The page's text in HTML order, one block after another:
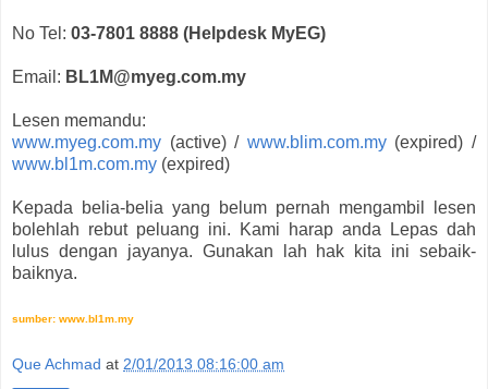
No Tel: 03-7801 8888 (Helpdesk MyEG)
Email: BL1M@myeg.com.my
Lesen memandu:
www.myeg.com.my (active) / www.blim.com.my(expired) /
www.bl1m.com.my (expired)
Kepada belia-belia yang belum pernah mengambil lesen
bolehlah rebut peluang ini. Kami harap anda Lepas dah
lulus dengan jayanya. Gunakan lah hak kita ini sebaik-
baiknya.
sumber: www.bl1m.my
Que Achmad at 2/01/2013 08:16:00 am